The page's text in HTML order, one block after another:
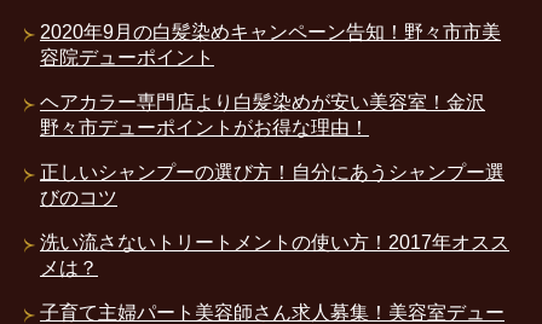
2020年9月の白髪染めキャンペーン告知！野々市市美
容院デューポイント
ヘアカラー専門店より白髪染めが安い美容室！金沢
野々市デューポイントがお得な理由！
正しいシャンプーの選び方！自分にあうシャンプー選
びのコツ
洗い流さないトリートメントの使い方！2017年オスス
メは？
子育て主婦パート美容師さん求人募集！美容室デュー